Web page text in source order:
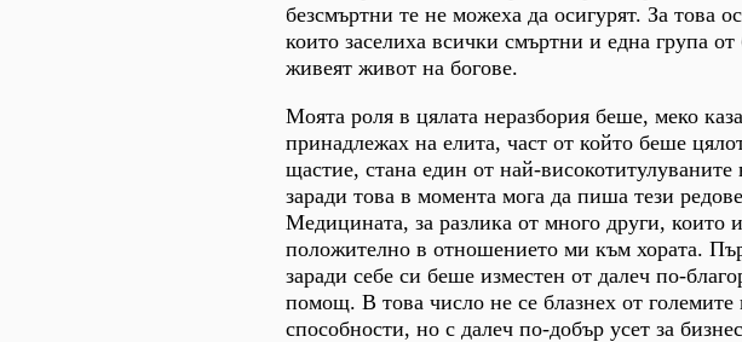
безсмъртни те не можеха да осигурят. За това
които заселиха всички смъртни и една група
живеят живот на богове.
Моята роля в цялата неразбория беше, меко
принадлежах на елита, част от който беше
щастие, стана един от най-
заради това в момента мога да пиша тези
Медицината, за разлика от много други, които
положително в отношението ми към хората.
заради себе си беше изместен от далеч по-
помощ. В това число не се блазнех от
способности, но с далеч по-добър усет за